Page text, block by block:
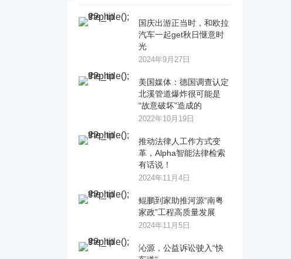
国庆出游正当时，和欧拉
汽车一起get秋日惬意时
光
2024年9月27日
美国媒体：德国调查认定
北溪管道爆炸很可能是
“故意破坏”造成的
2022年10月19日
推动法律人工作方式变
革，Alpha智能法律检索
有话说！
2024年11月4日
鲲鹏到家助推河源“南粤
家政”工程高质量发展
2024年11月5日
沁源，公益诉讼驶入“快